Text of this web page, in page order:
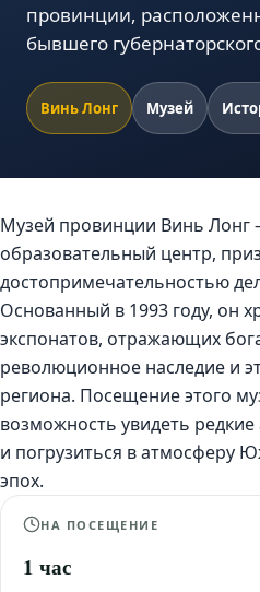
провинции,
бывшего
Винь Лонг Музей
Музей провинции Винь Лонг
образовательный центр,
достопримечательностью
Основанный в 1993 году, он
экспонатов, отражающих
революционное наследие и
региона. Посещение этого
возможность увидеть
и погрузиться в атмосферу
эпох.
НА ПОСЕЩЕНИЕ
1 час